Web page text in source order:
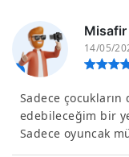
Misafir
14/05/
Sadece
edebileceğim bir
Sadece oyuncak